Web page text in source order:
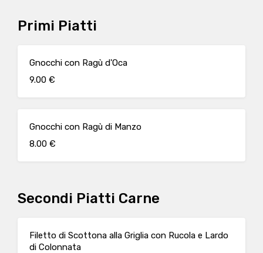
Primi Piatti
Gnocchi con Ragù d'Oca
9.00 €
Gnocchi con Ragù di Manzo
8.00 €
Secondi Piatti Carne
Filetto di Scottona alla Griglia con Rucola e Lardo
di Colonnata